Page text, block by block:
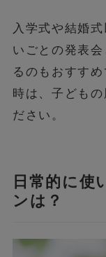
入学式や結婚
いごとの発表
るのもおすす
時は、子ども
ださい。
日常的に使
ンは？